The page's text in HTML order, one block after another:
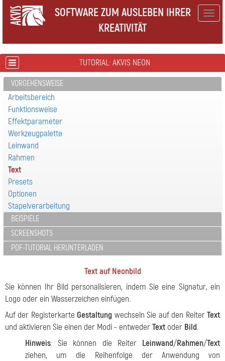
SOFTWARE ZUM AUSLEBEN IHRER
KREATIVITÄT
TUTORIAL: AKVIS NEON
VORGEHENSWEISE
Arbeitsbereich
Funktionsweise
Effektparameter
Werkzeugpalette
Leinwand
Rahmen
Text
Presets
Optionen
Stapelverarbeitung
BEISPIELE
SCREENSHOTS
PDF-TUTORIAL HERUNTERLADEN
Text auf Neonbild
Sie können Ihr Bild personalisieren, indem Sie eine Signatur, ein
Logo oder ein Wasserzeichen einfügen.
Auf der RegisterkarteGestaltung wechseln Sie auf den ReiterText
und aktivieren Sie einen der Modi - entwederText oder Bild.
Hinweis: Sie können die Reiter Leinwand/Rahmen/Text
ziehen, um die Reihenfolge der Anwendung von